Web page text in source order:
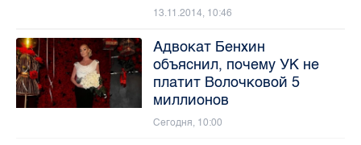
13.11.2014, 10:46
Адвокат Бенхин
объяснил, почему УК не
платит Волочковой 5
миллионов
Сегодня, 10:00